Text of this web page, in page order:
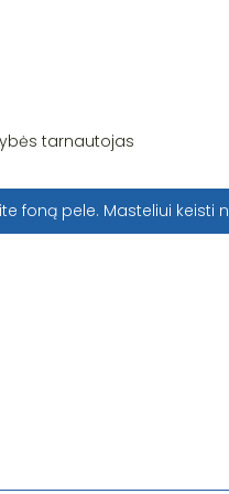
tarnautojas
foną pele. Masteliui keisti